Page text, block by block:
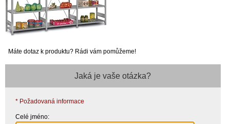
Máte dotaz k produktu? Rádi vám pomůžeme!
Jaká je vaše otázka?
* Požadovaná informace
Celé jméno: